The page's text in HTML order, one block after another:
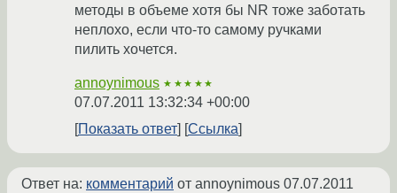
методы в объеме хотя бы NR тоже заботать
неплохо, если что-то самому ручками
пилить хочется.
annoynimous ★★★★★
07.07.2011 13:32:34 +00:00
Показать ответ
Ссылка
Ответ на: комментарий от annoynimous 07.07.2011